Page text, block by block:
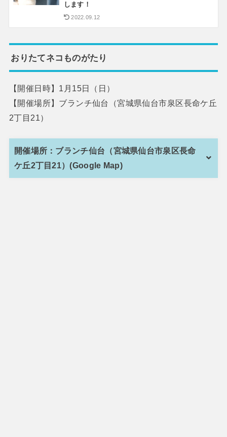
します！
2022.09.12
おりたてネコものがたり
【開催日時】1月15日（日）
【開催場所】ブランチ仙台（宮城県仙台市泉区長命ケ丘
2丁目21）
開催場所：ブランチ仙台（宮城県仙台市泉区長命
ケ丘2丁目21）(Google Map)